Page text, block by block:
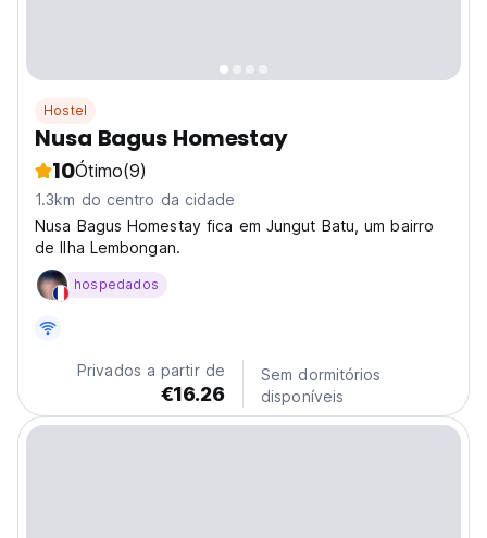
Hostel
Nusa Bagus Homestay
10Ótimo(9)
1.3km do centro da cidade
Nusa Bagus Homestay fica em Jungut Batu, um bairro
de Ilha Lembongan.
hospedados
Privados a partir de
€16.26
Sem dormitórios
disponíveis